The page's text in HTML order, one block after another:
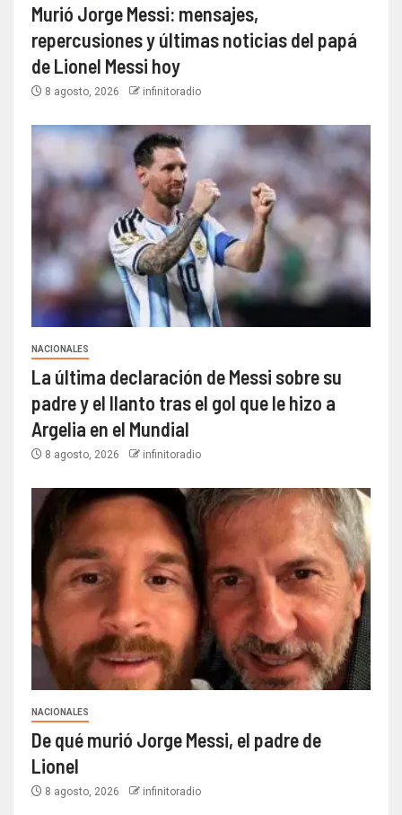
Murió Jorge Messi: mensajes,
repercusiones y últimas noticias del papá
de Lionel Messi hoy
8 agosto, 2026 infinitoradio
NACIONALES
La última declaración de Messi sobre su
padre y el llanto tras el gol que le hizo a
Argelia en el Mundial
8 agosto, 2026 infinitoradio
NACIONALES
De qué murió Jorge Messi, el padre de
Lionel
8 agosto, 2026 infinitoradio